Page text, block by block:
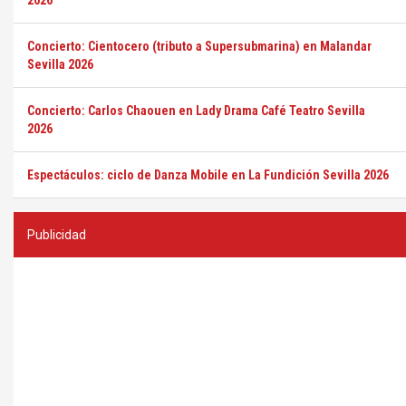
Concierto: Cientocero (tributo a Supersubmarina) en Malandar
Sevilla 2026
Concierto: Carlos Chaouen en Lady Drama Café Teatro Sevilla
2026
Espectáculos: ciclo de Danza Mobile en La Fundición Sevilla 2026
Publicidad